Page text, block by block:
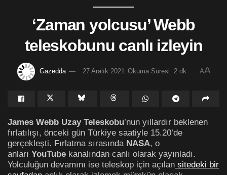
‘Zaman yolcusu’ Webb
teleskobunu canlı izleyin
Gazedda 27 Aralık 2021 Okuma Süresi: 2 dk AA
James Webb Uzay Teleskobu’nun yıllardır beklenen
fırlatılışı, önceki gün Türkiye saatiyle 15.20’de
gerçekleşti. Fırlatma sırasında NASA, o
anları YouTube kanalından canlı olarak yayınladı.
Yolculuğun devamını ise teleskop için açılan sitedeki bir